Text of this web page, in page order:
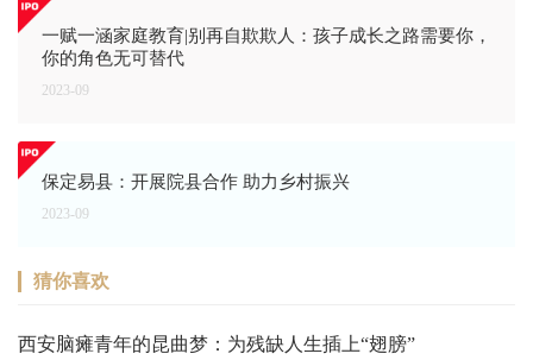
一赋一涵家庭教育|别再自欺欺人：孩子成长之路需要你，
你的角色无可替代
2023-09
保定易县：开展院县合作 助力乡村振兴
2023-09
猜你喜欢
西安脑瘫青年的昆曲梦：为残缺人生插上“翅膀”